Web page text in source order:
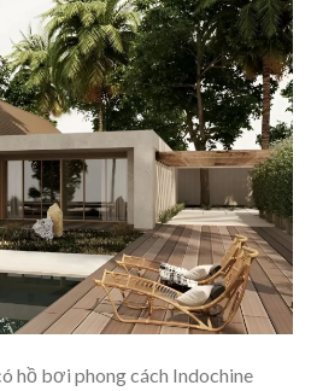
hồ bơi phong cách Indochine